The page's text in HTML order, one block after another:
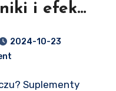
i efekty
2024-10-23